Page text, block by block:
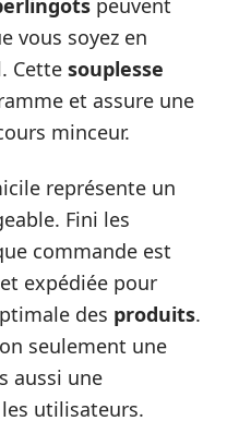
peuvent
vous soyez en
Cette souplesse
et assure une
minceur.
représente un
Fini les
commande est
expédiée pour
des produits.
seulement une
aussi une
utilisateurs.